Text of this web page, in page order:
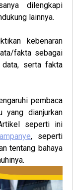
dilengkapi
lainnya.
kebenaran
fakta sebagai
data, serta fakta
pembaca
yang dianjurkan
seperti ini
, seperti
tentang bahaya